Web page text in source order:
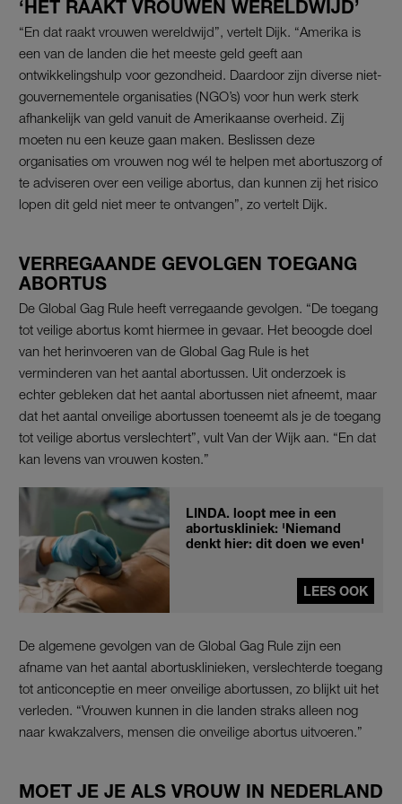
‘HET RAAKT VROUWEN WERELDWIJD’
“En dat raakt vrouwen wereldwijd”, vertelt Dijk. “Amerika is
een van de landen die het meeste geld geeft aan
ontwikkelingshulp voor gezondheid. Daardoor zijn diverse niet-
gouvernementele organisaties (NGO’s) voor hun werk sterk
afhankelijk van geld vanuit de Amerikaanse overheid. Zij
moeten nu een keuze gaan maken. Beslissen deze
organisaties om vrouwen nog wél te helpen met abortuszorg of
te adviseren over een veilige abortus, dan kunnen zij het risico
lopen dit geld niet meer te ontvangen”, zo vertelt Dijk.
VERREGAANDE GEVOLGEN TOEGANG
ABORTUS
De Global Gag Rule heeft verregaande gevolgen. “De toegang
tot veilige abortus komt hiermee in gevaar. Het beoogde doel
van het herinvoeren van de Global Gag Rule is het
verminderen van het aantal abortussen. Uit onderzoek is
echter gebleken dat het aantal abortussen niet afneemt, maar
dat het aantal onveilige abortussen toeneemt als je de toegang
tot veilige abortus verslechtert”, vult Van der Wijk aan. “En dat
kan levens van vrouwen kosten.”
LINDA. loopt mee in een
abortuskliniek: 'Niemand
denkt hier: dit doen we even'
LEES OOK
De algemene gevolgen van de Global Gag Rule zijn een
afname van het aantal abortusklinieken, verslechterde toegang
tot anticonceptie en meer onveilige abortussen, zo blijkt uit het
verleden. “Vrouwen kunnen in die landen straks alleen nog
naar kwakzalvers, mensen die onveilige abortus uitvoeren.”
MOET JE JE ALS VROUW IN NEDERLAND